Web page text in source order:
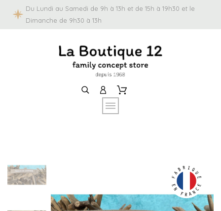
Du Lundi au Samedi de 9h à 13h et de 15h à 19h30 et le
Dimanche de 9h30 à 13h